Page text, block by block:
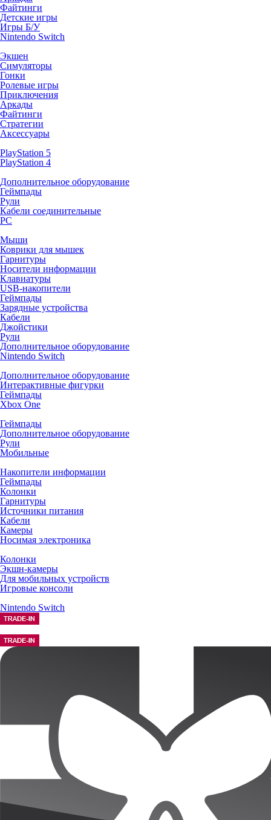
Файтинги
Детские игры
Игры Б/У
Nintendo Switch
Экшен
Симуляторы
Гонки
Ролевые игры
Приключения
Аркады
Файтинги
Стратегии
Аксессуары
PlayStation 5
PlayStation 4
Дополнительное оборудование
Геймпады
Рули
Кабели соединительные
PC
Мыши
Коврики для мышек
Гарнитуры
Носители информации
Клавиатуры
USB-накопители
Геймпады
Зарядные устройства
Кабели
Джойстики
Рули
Дополнительное оборудование
Nintendo Switch
Дополнительное оборудование
Интерактивные фигурки
Геймпады
Xbox One
Геймпады
Дополнительное оборудование
Рули
Мобильные
Накопители информации
Геймпады
Колонки
Гарнитуры
Источники питания
Кабели
Камеры
Носимая электроника
Колонки
Экшн-камеры
Для мобильных устройств
Игровые консоли
Nintendo Switch